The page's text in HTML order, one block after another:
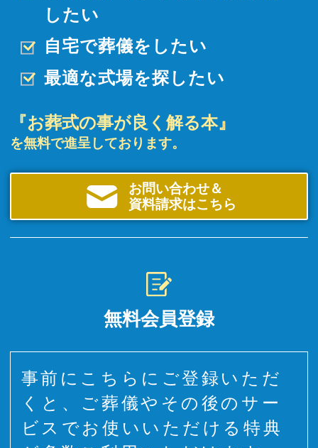
したい
自宅で葬儀をしたい
最適な式場を探したい
『お葬式の事が良く解る本』
を無料で進呈しております。
お問い合わせ＆
資料請求はこちら
無料会員登録
事前にこちらにご登録いただ
くと、ご葬儀やその後のサー
ビスでお使いいただける特典